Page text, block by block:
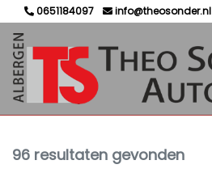
0651184097 info@theosonder.nl
96 resultaten gevonden